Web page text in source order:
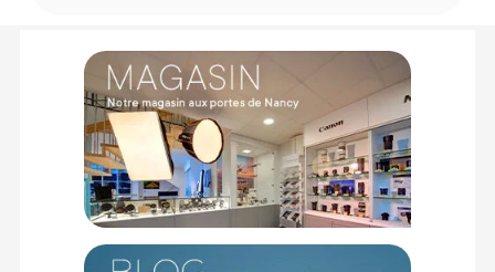
Offre valable jusqu'au 07-08-2026 inclus.
Code EAN HOYA polarisant circulaire UV HRT 58 mm :
Garantie 2 ans